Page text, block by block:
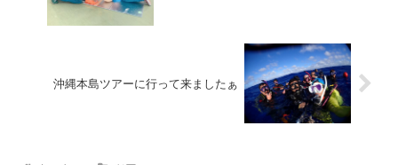
沖縄本島ツアーに行って来ましたぁ